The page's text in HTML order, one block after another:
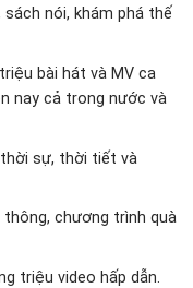
nói, khám phá thế
bài hát và MV ca
nay cả trong nước và
sự, thời tiết và
thông, chương trình quà
triệu video hấp dẫn.